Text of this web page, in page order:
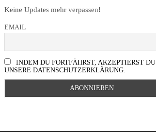
Keine Updates mehr verpassen!
EMAIL
INDEM DU FORTFÄHRST, AKZEPTIERST DU
UNSERE DATENSCHUTZERKLÄRUNG.